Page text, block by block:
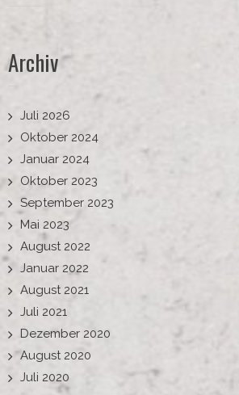
Archiv
Juli 2026
Oktober 2024
Januar 2024
Oktober 2023
September 2023
Mai 2023
August 2022
Januar 2022
August 2021
Juli 2021
Dezember 2020
August 2020
Juli 2020